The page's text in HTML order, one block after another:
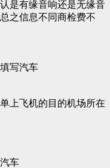
是有缘音响还是无缘音
之信息不同商检费不
写汽车
上飞机的目的机场所在
车